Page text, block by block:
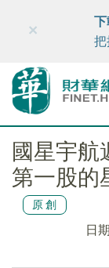
財華智庫網
×
下
把
國星宇航
第一股的
原創
日